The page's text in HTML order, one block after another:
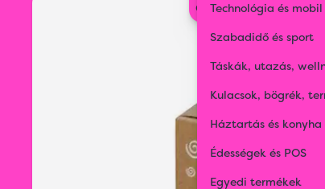
Gyakran Ismételt
Technológia és mobil
Szabadidő és sport
Táskák, utazás,
Kulacsok, bögrék,
Háztartás és konyha
Édességek és POS
Egyedi termékek